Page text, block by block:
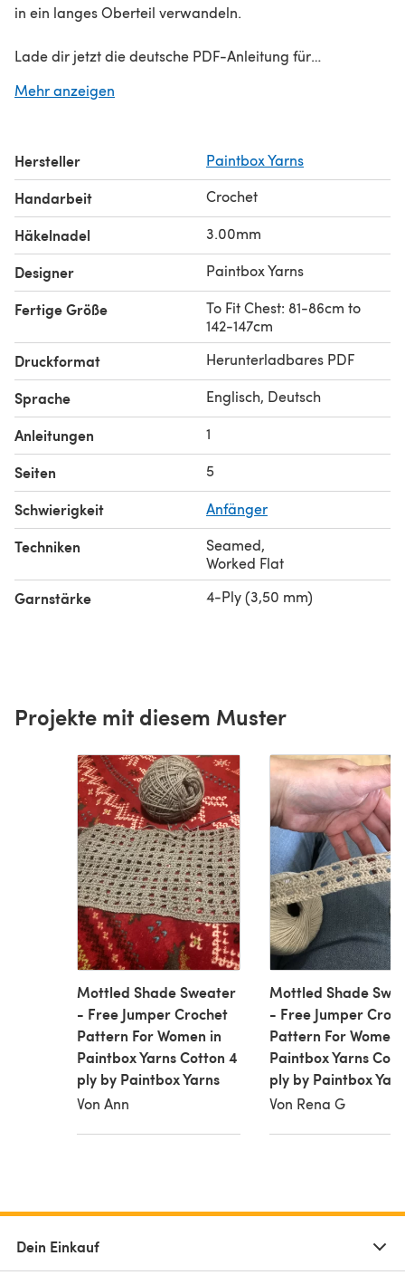
in ein langes Oberteil verwandeln.
Lade dir jetzt die deutsche PDF-Anleitung für
Häkelanleitung für Damen in Paintbox Yarns Cotton 4 ply
Entdecke Tausende von Anleitungen zum Herunterladen
undKOSTENLOSE Häkelanleitungenauf LoveCrafts.com.
Mehr anzeigen
Hersteller Paintbox Yarns
Handarbeit Crochet
Häkelnadel 3.00mm
Designer Paintbox Yarns
Fertige Größe
To Fit Chest: 81-86cm to
142-147cm
Druckformat Herunterladbares PDF
Sprache Englisch, Deutsch
Anleitungen 1
Seiten 5
Schwierigkeit Anfänger
Techniken Seamed,
Worked Flat
Garnstärke 4-Ply (3,50 mm)
Projekte mit diesem Muster
Mottled Shade Sweater
- Free Jumper Crochet
Pattern For Women in
Paintbox Yarns Cotton 4
ply by Paintbox Yarns
Von Ann
Mottled Shade
- Free Jumper
Pattern For Women
Paintbox Yarns
ply by Paintbox
Von Rena G
Dein Einkauf